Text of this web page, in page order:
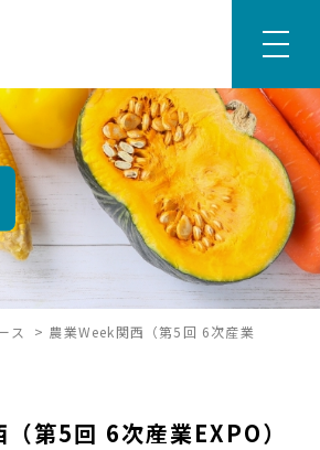
ス > 農業Week関西（第5回 6次産業
第5回 6次産業EXPO）